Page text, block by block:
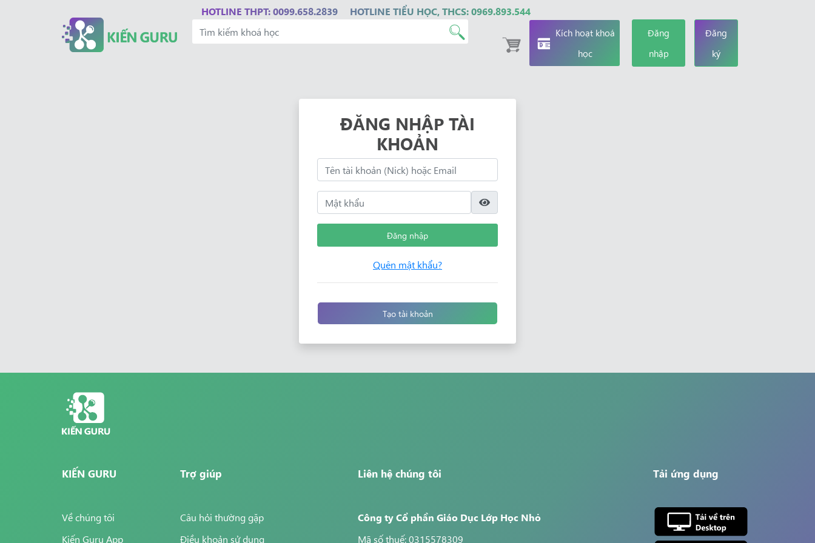
HOTLINE THPT: 0099.658.2839 HOTLINE TIỂU HỌC, THCS: 0969.893.544
Kích hoạt khoá
học
Đăng
nhập
Đăng
ký
ĐĂNG NHẬP TÀI
KHOẢN
Đăng nhập
Quên mật khẩu?
Tạo tài khoản
KIẾN GURU
Về chúng tôi
Kiến Guru App
Trợ giúp
Câu hỏi thường gặp
Điều khoản sử dụng
Liên hệ chúng tôi
Công ty Cổ phần Giáo Dục Lớp Học Nhỏ
Mã số thuế: 0315578309
Tải ứng dụng